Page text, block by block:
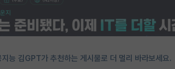
능 김GPT가 추천하는 게시물로 더 멀리 바라보세요.